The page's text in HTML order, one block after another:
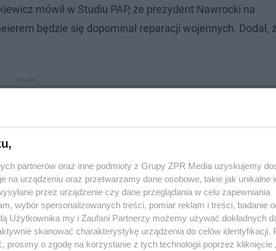
mówił w Studiu PAP, że prezydent Nawrocki na
będzie się dopominał reparacji wojennych. Dodał,
partnerów oraz inne podmioty z Grupy ZPR Media uzyskujemy
na urządzeniu oraz przetwarzamy dane osobowe, takie jak unikalne
przez urządzenie czy dane przeglądania w celu zapewniania
wybór spersonalizowanych treści, pomiar reklam i treści, badanie
Użytkownika my i Zaufani Partnerzy możemy używać dokładnych
skanować charakterystykę urządzenia do celów identyfikacji.
prosimy o zgodę na korzystanie z tych technologii poprzez kliknięcie